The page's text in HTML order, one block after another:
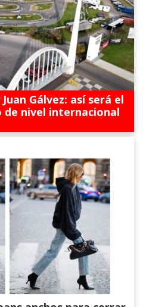
Gálvez: así será el
nivel internacional